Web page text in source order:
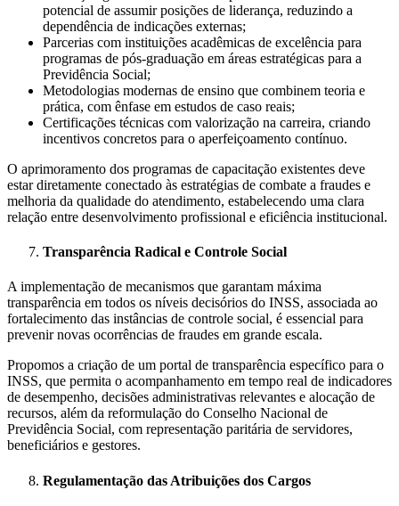
potencial de assumir posições de liderança, reduzindo a
dependência de indicações externas;
Parcerias com instituições acadêmicas de excelência para
programas de pós-graduação em áreas estratégicas para a
Previdência Social;
Metodologias modernas de ensino que combinem teoria e
prática, com ênfase em estudos de caso reais;
Certificações técnicas com valorização na carreira, criando
incentivos concretos para o aperfeiçoamento contínuo.
O aprimoramento dos programas de capacitação existentes deve
estar diretamente conectado às estratégias de combate a fraudes e
melhoria da qualidade do atendimento, estabelecendo uma clara
relação entre desenvolvimento profissional e eficiência institucional.
Transparência Radical e Controle Social
A implementação de mecanismos que garantam máxima
transparência em todos os níveis decisórios do INSS, associada ao
fortalecimento das instâncias de controle social, é essencial para
prevenir novas ocorrências de fraudes em grande escala.
Propomos a criação de um portal de transparência específico para o
INSS, que permita o acompanhamento em tempo real de indicadores
de desempenho, decisões administrativas relevantes e alocação de
recursos, além da reformulação do Conselho Nacional de
Previdência Social, com representação paritária de servidores,
beneficiários e gestores.
Regulamentação das Atribuições dos Cargos